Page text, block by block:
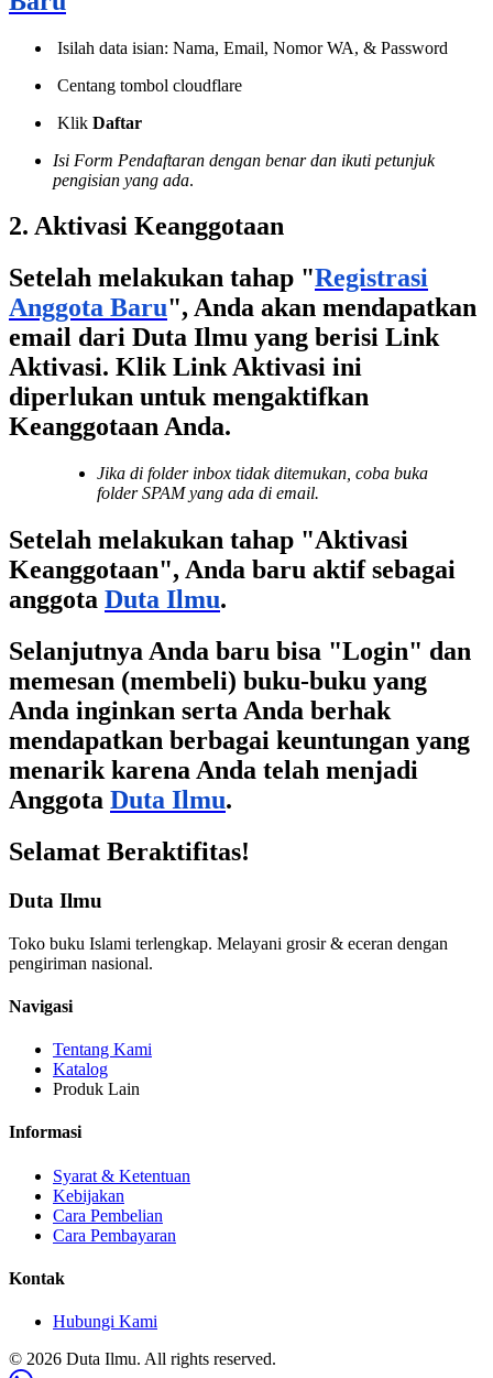
Isilah data isian: Nama, Email, Nomor WA, & Password
Centang tombol cloudflare
Klik Daftar
Isi Form Pendaftaran dengan benar dan ikuti petunjuk
pengisian yang ada.
2. Aktivasi Keanggotaan
Setelah melakukan tahap "Registrasi
Anggota Baru", Anda akan mendapatkan
email dari Duta Ilmu yang berisi Link
Aktivasi. Klik Link Aktivasi ini
diperlukan untuk mengaktifkan
Keanggotaan Anda.
Jika di folder inbox tidak ditemukan, coba buka
folder SPAM yang ada di email.
Setelah melakukan tahap "Aktivasi
Keanggotaan", Anda baru aktif sebagai
anggota Duta Ilmu.
Selanjutnya Anda baru bisa "Login" dan
memesan (membeli) buku-buku yang
Anda inginkan serta Anda berhak
mendapatkan berbagai keuntungan yang
menarik karena Anda telah menjadi
Anggota Duta Ilmu.
Selamat Beraktifitas!
Duta Ilmu
Toko buku Islami terlengkap. Melayani grosir & eceran dengan
pengiriman nasional.
Navigasi
Tentang Kami
Katalog
Produk Lain
Informasi
Syarat & Ketentuan
Kebijakan
Cara Pembelian
Cara Pembayaran
Kontak
Hubungi Kami
© 2026 Duta Ilmu. All rights reserved.